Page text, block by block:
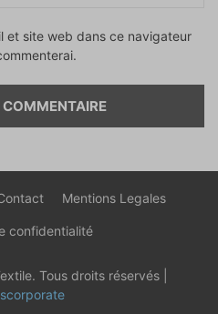
et site web dans ce navigateur
Mentions Legales
confidentialité
Tous droits réservés |